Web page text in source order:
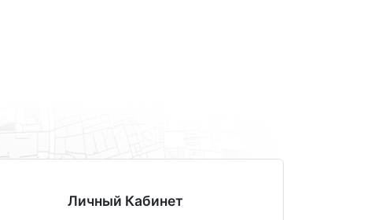
Личный Кабинет